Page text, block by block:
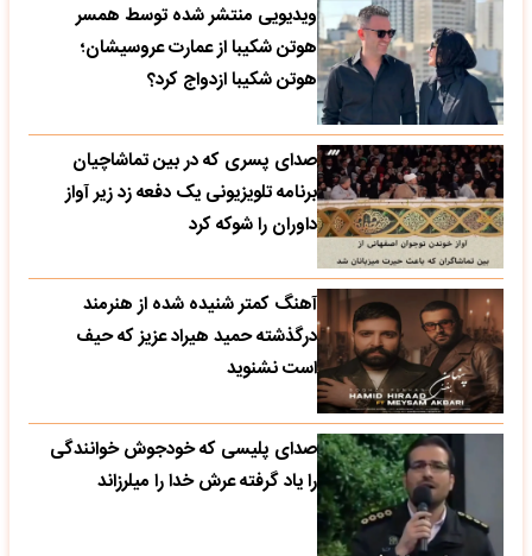
ویدیویی منتشر شده توسط همسر
هوتن شکیبا از عمارت عروسیشان؛
هوتن شکیبا ازدواج کرد؟
صدای پسری که در بین تماشاچیان
برنامه تلویزیونی یک دفعه زد زیر آواز
داوران را شوکه کرد
آهنگ کمتر شنیده شده از هنرمند
درگذشته حمید هیراد عزیز که حیف
است نشنوید
صدای پلیسی که خودجوش خوانندگی
را یاد گرفته عرش خدا را میلرزاند